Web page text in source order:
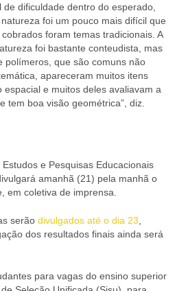
dificuldade dentro do esperado,
foi um pouco mais difícil que
foram temas tradicionais. A
foi bastante conteudista, mas
polímeros, que são comuns não
apareceram muitos itens
e muitos deles avaliavam a
tem boa visão geométrica”, diz.
e Pesquisas Educacionais
amanhã (21) pela manhã o
em coletiva de imprensa.
serão divulgados até o dia 23
dos resultados finais ainda será
para vagas do ensino superior